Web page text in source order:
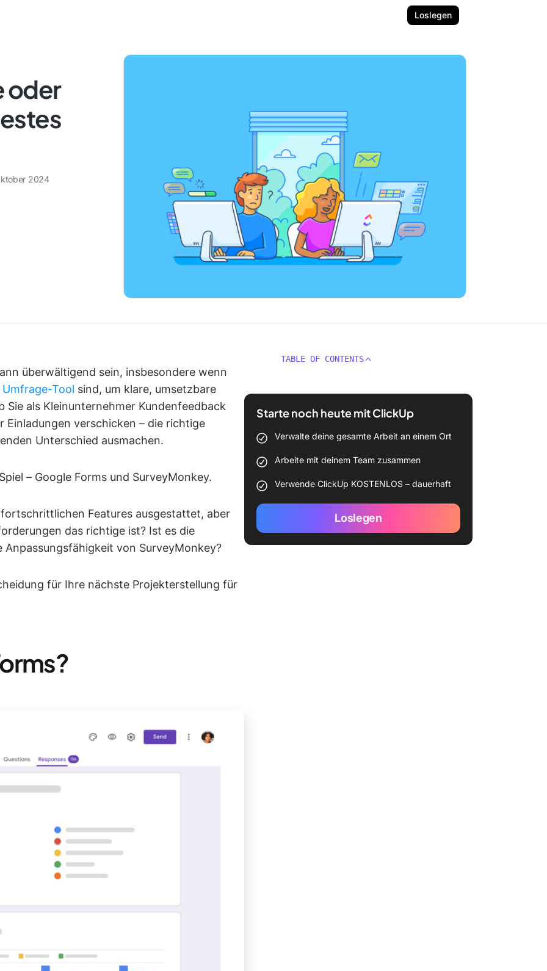
Loslegen
oder
2024
überwältigend sein, insbesondere wenn
Tool sind, um klare, umsetzbare
Sie als Kleinunternehmer Kundenfeedback
Einladungen verschicken – die richtige
Unterschied ausmachen.
– Google Forms und SurveyMonkey.
Features ausgestattet, aber
das richtige ist? Ist es die
von SurveyMonkey?
für Ihre nächste Projekterstellung für
TABLE OF CONTENTS
Starte noch heute mit ClickUp
Verwalte deine gesamte Arbeit an einem Ort
Arbeite mit deinem Team zusammen
Verwende ClickUp KOSTENLOS – dauerhaft
Loslegen